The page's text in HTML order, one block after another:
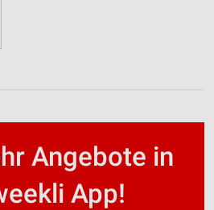
Angebote in
App!